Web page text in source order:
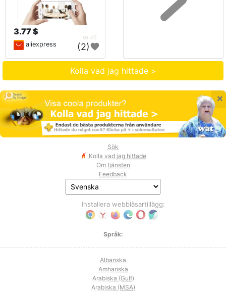
3.77 $
49
aliexpress (2)
Kolla vad jag hittade >
×
Sök
Kolla vad jag hittade
Om tjänsten
Feedback
Installera webbläsartillägg:
Språk:
Albanska
Amhariska
Arabiska (Gulf)
Arabiska (MSA)